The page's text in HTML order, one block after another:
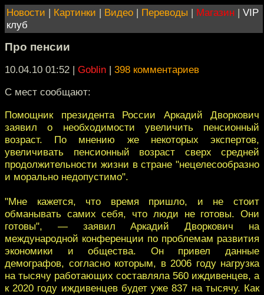
Новости | Картинки | Видео | Переводы | Магазин | VIP
клуб
Про пенсии
10.04.10 01:52 | Goblin | 398 комментариев
С мест сообщают:
Помощник президента России Аркадий Дворкович
заявил о необходимости увеличить пенсионный
возраст. По мнению же некоторых экспертов,
увеличивать пенсионный возраст сверх средней
продолжительности жизни в стране "нецелесообразно
и морально недопустимо".
"Мне кажется, что время пришло, и не стоит
обманывать самих себя, что люди не готовы. Они
готовы", — заявил Аркадий Дворкович на
международной конференции по проблемам развития
экономики и общества. Он привел данные
демографов, согласно которым, в 2006 году нагрузка
на тысячу работающих составляла 560 иждивенцев, а
к 2020 году иждивенцев будет уже 837 на тысячу. Как